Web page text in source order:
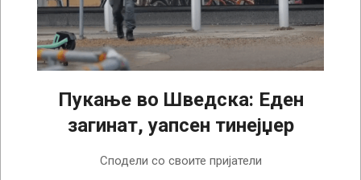
Пукање во Шведска: Еден
загинат, уапсен тинејџер
Сподели со своите пријатели